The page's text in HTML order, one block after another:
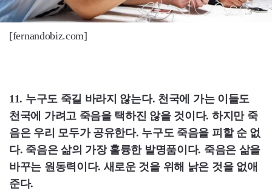
[fernandobiz.com]
11. 누구도 죽길 바라지 않는다. 천국에 가는 이들도
천국에 가려고 죽음을 택하진 않을 것이다. 하지만 죽
음은 우리 모두가 공유한다. 누구도 죽음을 피할 순 없
다. 죽음은 삶의 가장 훌륭한 발명품이다. 죽음은 삶을
바꾸는 원동력이다. 새로운 것을 위해 낡은 것을 없애
준다.